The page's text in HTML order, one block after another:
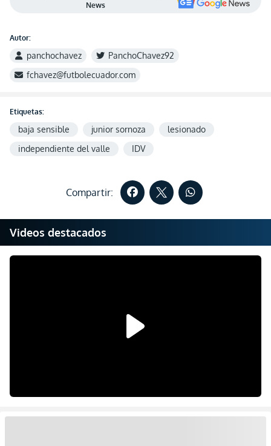
News
Autor:
panchochavez
PanchoChavez92
fchavez@futbolecuador.com
Etiquetas:
baja sensible junior sornoza
lesionado
independiente del valle
IDV
Compartir:
Videos destacados